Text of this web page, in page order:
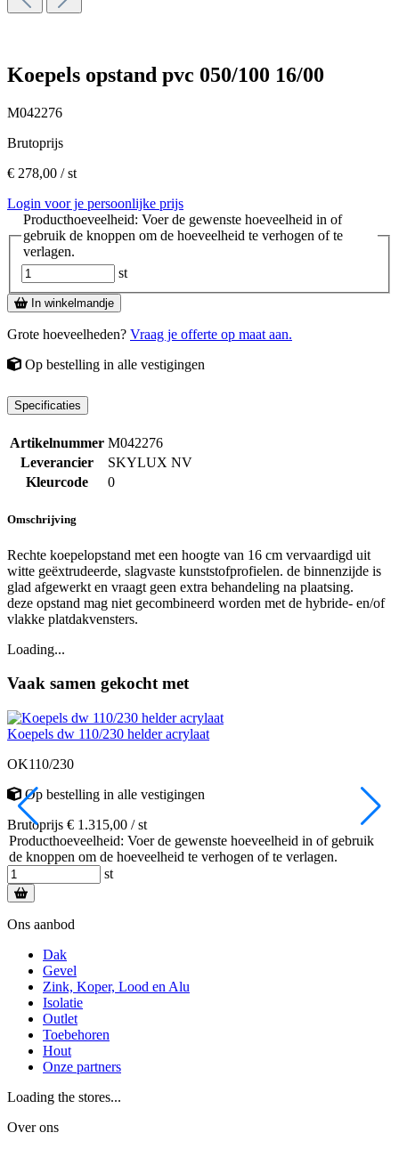
Koepels opstand pvc 050/100 16/00
M042276
Brutoprijs
€ 278,00 / st
Login voor je persoonlijke prijs
Producthoeveelheid: Voer de gewenste hoeveelheid in of
gebruik de knoppen om de hoeveelheid te verhogen of te
verlagen.
st
In winkelmandje
Grote hoeveelheden? Vraag je offerte op maat aan.
Op bestelling in alle vestigingen
Specificaties
Artikelnummer M042276
Leverancier
SKYLUX NV
Kleurcode
0
Omschrijving
Rechte koepelopstand met een hoogte van 16 cm vervaardigd uit
witte geëxtrudeerde, slagvaste kunststofprofielen. de binnenzijde is
glad afgewerkt en vraagt geen extra behandeling na plaatsing.
deze opstand mag niet gecombineerd worden met de hybride- en/of
vlakke platdakvensters.
Loading...
Vaak samen gekocht met
Koepels dw 110/230 helder acrylaat
OK110/230
Op bestelling in alle vestigingen
Brutoprijs € 1.315,00 / st
Producthoeveelheid: Voer de gewenste hoeveelheid in of gebruik
de knoppen om de hoeveelheid te verhogen of te verlagen.
st
Ons aanbod
Dak
Gevel
Zink, Koper, Lood en Alu
Isolatie
Outlet
Toebehoren
Hout
Onze partners
Loading the stores...
Over ons